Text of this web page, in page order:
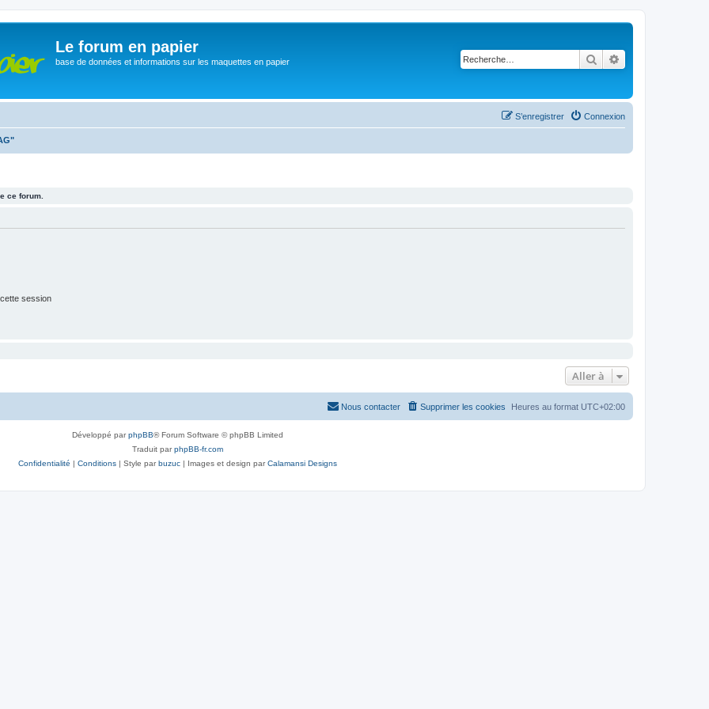
Le forum en papier
base de données et informations sur les maquettes en papier Rechercher
Connexion
S’enregistrer
ce forum.
session
Aller à
Heures au format UTC+02:00
Supprimer les cookies
Nous contacter
Développé parphpBB® Forum Software © phpBB Limited
Traduit parphpBB-fr.com
Confidentialité | Conditions| Style parbuzuc| Images et design parCalamansi Designs